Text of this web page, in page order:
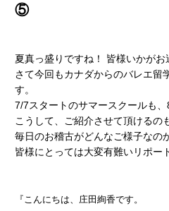
⑤
夏真っ盛りですね！ 皆様いかがお
さて今回もカナダからのバレエ留
す。
7/7スタートのサマースクールも、
こうして、ご紹介させて頂けるの
毎日のお稽古がどんなご様子なの
皆様にとっては大変有難いリポー
『こんにちは、庄田絢香です。